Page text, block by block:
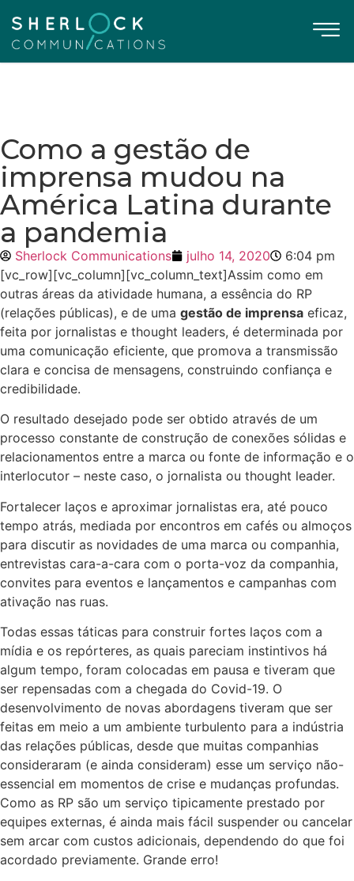
Como a gestão de
imprensa mudou na
América Latina durante
a pandemia
Sherlock Communications julho 14, 2020
6:04 pm
[vc_row][vc_column][vc_column_text]Assim como em
outras áreas da atividade humana, a essência do RP
(relações públicas), e de uma gestão de imprensa eficaz,
feita por jornalistas e thought leaders, é determinada por
uma comunicação eficiente, que promova a transmissão
clara e concisa de mensagens, construindo confiança e
credibilidade.
O resultado desejado pode ser obtido através de um
processo constante de construção de conexões sólidas e
relacionamentos entre a marca ou fonte de informação e o
interlocutor – neste caso, o jornalista ou thought leader.
Fortalecer laços e aproximar jornalistas era, até pouco
tempo atrás, mediada por encontros em cafés ou almoços
para discutir as novidades de uma marca ou companhia,
entrevistas cara-a-cara com o porta-voz da companhia,
convites para eventos e lançamentos e campanhas com
ativação nas ruas.
Todas essas táticas para construir fortes laços com a
mídia e os repórteres, as quais pareciam instintivos há
algum tempo, foram colocadas em pausa e tiveram que
ser repensadas com a chegada do Covid-19. O
desenvolvimento de novas abordagens tiveram que ser
feitas em meio a um ambiente turbulento para a indústria
das relações públicas, desde que muitas companhias
consideraram (e ainda consideram) esse um serviço não-
essencial em momentos de crise e mudanças profundas.
Como as RP são um serviço tipicamente prestado por
equipes externas, é ainda mais fácil suspender ou cancelar
sem arcar com custos adicionais, dependendo do que foi
acordado previamente. Grande erro!